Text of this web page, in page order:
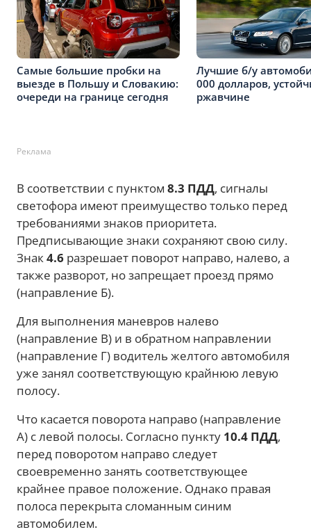
Самые большие пробки на
выезде в Польшу и Словакию:
очереди на границе сегодня
Лучшие б/у
000 долларов,
ржавчине
Реклама
В соответствии с пунктом 8.3 ПДД, сигналы
светофора имеют преимущество только перед
требованиями знаков приоритета.
Предписывающие знаки сохраняют свою силу.
Знак 4.6 разрешает поворот направо, налево, а
также разворот, но запрещает проезд прямо
(направление Б).
Для выполнения маневров налево
(направление В) и в обратном направлении
(направление Г) водитель желтого автомобиля
уже занял соответствующую крайнюю левую
полосу.
Что касается поворота направо (направление
А) с левой полосы. Согласно пункту 10.4 ПДД,
перед поворотом направо следует
своевременно занять соответствующее
крайнее правое положение. Однако правая
полоса перекрыта сломанным синим
автомобилем.